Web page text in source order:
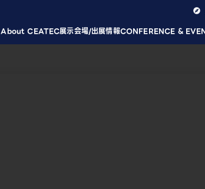
About CEATEC展示会場/出展情報CONFERENCE &